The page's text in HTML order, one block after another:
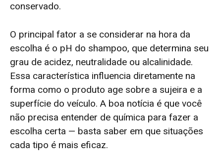
conservado.
O principal fator a se considerar na hora da
escolha é o pH do shampoo, que determina seu
grau de acidez, neutralidade ou alcalinidade.
Essa característica influencia diretamente na
forma como o produto age sobre a sujeira e a
superfície do veículo. A boa notícia é que você
não precisa entender de química para fazer a
escolha certa — basta saber em que situações
cada tipo é mais eficaz.